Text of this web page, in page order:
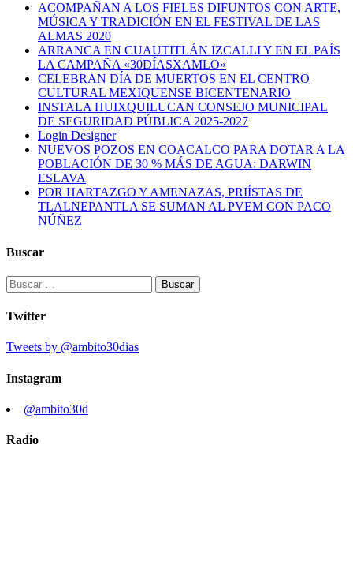
ACOMPAÑAN A LOS FIELES DIFUNTOS CON ARTE,
MÚSICA Y TRADICIÓN EN EL FESTIVAL DE LAS
ALMAS 2020
ARRANCA EN CUAUTITLÁN IZCALLI Y EN EL PAÍS
LA CAMPAÑA «30DÍASXAMLO»
CELEBRAN DÍA DE MUERTOS EN EL CENTRO
CULTURAL MEXIQUENSE BICENTENARIO
INSTALA HUIXQUILUCAN CONSEJO MUNICIPAL
DE SEGURIDAD PÚBLICA 2025-2027
Login Designer
NUEVOS POZOS EN COACALCO PARA DOTAR A LA
POBLACIÓN DE 30 % MÁS DE AGUA: DARWIN
ESLAVA
POR HARTAZGO Y AMENAZAS, PRIÍSTAS DE
TLALNEPANTLA SE SUMAN AL PVEM CON PACO
NÚÑEZ
Buscar
Buscar:
Twitter
Tweets by @ambito30dias
Instagram
@ambito30d
Radio